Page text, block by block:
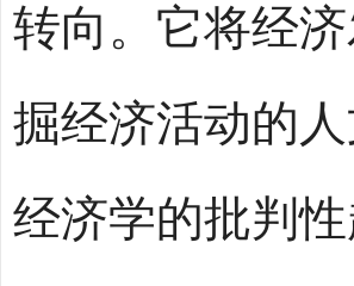
转向。它将经
掘经济活动的
经济学的批判